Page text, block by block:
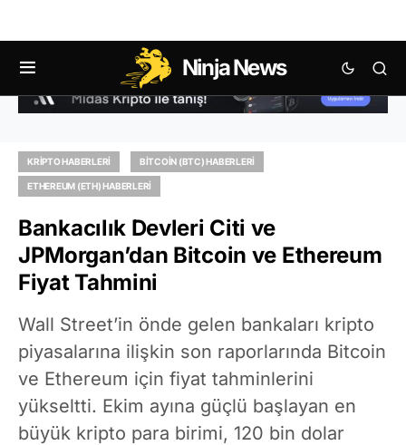
Ninja News
KRIPTO HABERLERI BITCOIN (BTC) HABERLERI
ETHEREUM (ETH) HABERLERI
Bankacılık Devleri Citi ve
JPMorgan’dan Bitcoin ve Ethereum
Fiyat Tahmini
Wall Street’in önde gelen bankaları kripto
piyasalarına ilişkin son raporlarında Bitcoin
ve Ethereum için fiyat tahminlerini
yükseltti. Ekim ayına güçlü başlayan en
büyük kripto para birimi, 120 bin dolar